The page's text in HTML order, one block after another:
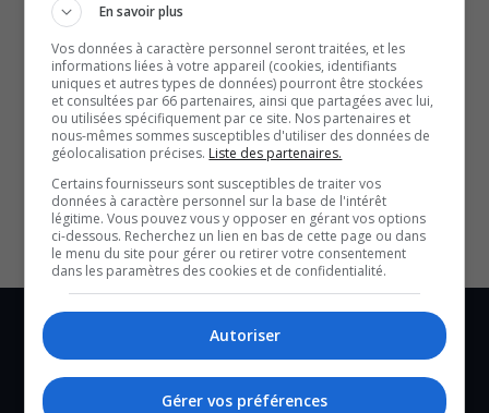
QUESTION DU JOUR
Commentaires
SOUTENIR NOS MÉDIAS, C’EST PROTÉGER NOTRE
CULTURE ET NOTRE ÉCONOMIE
En savoir plus
Vos données à caractère personnel seront traitées, et les
informations liées à votre appareil (cookies, identifiants
uniques et autres types de données) pourront être stockées
et consultées par 66 partenaires, ainsi que partagées avec lui,
ou utilisées spécifiquement par ce site. Nos partenaires et
nous-mêmes sommes susceptibles d'utiliser des données de
géolocalisation précises. Liste des partenaires.
Certains fournisseurs sont susceptibles de traiter vos
données à caractère personnel sur la base de l'intérêt
légitime. Vous pouvez vous y opposer en gérant vos options
ci-dessous. Recherchez un lien en bas de cette page ou dans
le menu du site pour gérer ou retirer votre consentement
dans les paramètres des cookies et de confidentialité.
Autoriser
Gérer vos préférences